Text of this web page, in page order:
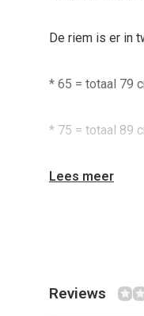
De riem is er in
* 65 = totaal 79
* 75 = totaal 89
Lees meer
Reviews